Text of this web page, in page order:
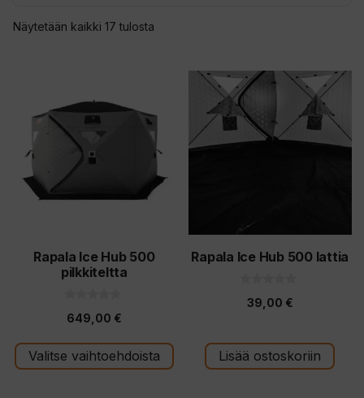
Näytetään kaikki 17 tulosta
Rapala Ice Hub 500
pilkkiteltta
5
s
t
ä
649,00 €
Valitse vaihtoehdoista
Rapala Ice Hub 500 lattia
ä
39,00 €
Lisää ostoskoriin